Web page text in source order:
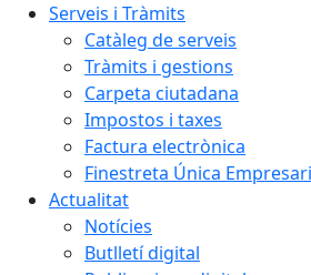
Serveis i Tràmits
Catàleg de serveis
Tràmits i gestions
Carpeta ciutadana
Impostos i taxes
Factura electrònica
Finestreta Única
Actualitat
Notícies
Butlletí digital